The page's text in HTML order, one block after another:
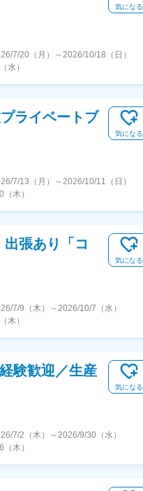
気になる
7/20（月） ～ 2026/10/18（日）
水）
ライベートブ
気になる
7/13（月） ～ 2026/10/11（日）
木）
出張あり「コ
気になる
7/9（木） ～ 2026/10/7（水）
木）
験歓迎／生産
気になる
7/2（木） ～ 2026/9/30（水）
木）